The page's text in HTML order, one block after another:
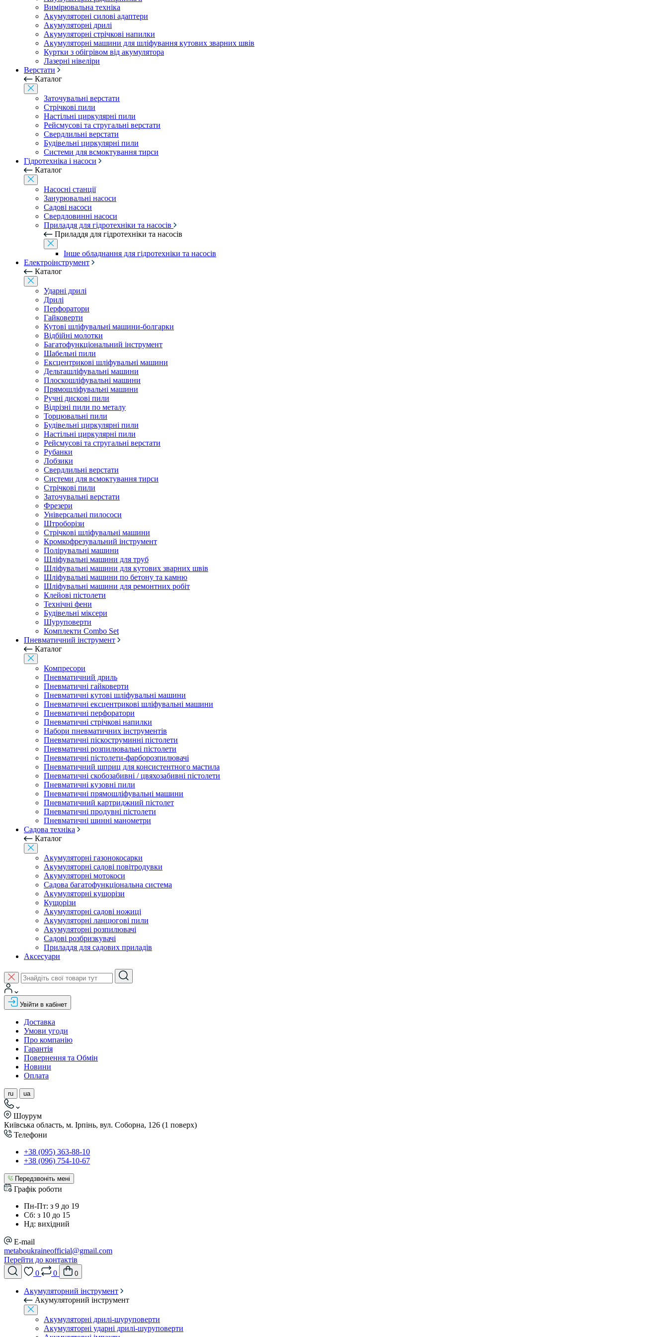
Вимірювальна техніка
Акумуляторні силові адаптери
Акумуляторні дрилі
Акумуляторні стрічкові напилки
Акумуляторні машини для шліфування кутових зварних швів
Куртки з обігрівом від акумулятора
Лазерні нівеліри
Верстати
Каталог
Заточувальні верстати
Стрічкові пили
Настільні циркулярні пили
Рейсмусові та стругальні верстати
Свердлильні верстати
Будівельні циркулярні пили
Системи для всмоктування тирси
Гідротехніка і насоси
Каталог
Насосні станції
Занурювальні насоси
Садові насоси
Свердловинні насоси
Приладдя для гідротехніки та насосів
Приладдя для гідротехніки та насосів
Інше обладнання для гідротехніки та насосів
Електроінструмент
Каталог
Ударні дрилі
Дрилі
Перфоратори
Гайковерти
Кутові шліфувальні машини-болгарки
Відбійні молотки
Багатофункціональний інструмент
Шабельні пили
Ексцентрикові шліфувальні машини
Дельташліфувальні машини
Плоскошліфувальні машини
Прямошліфувальні машини
Ручні дискові пили
Відрізні пили по металу
Торцювальні пили
Будівельні циркулярні пили
Настільні циркулярні пили
Рейсмусові та стругальні верстати
Рубанки
Лобзики
Свердлильні верстати
Системи для всмоктування тирси
Стрічкові пили
Заточувальні верстати
Фрезери
Універсальні пилососи
Штроборізи
Стрічкові шліфувальні машини
Кромкофрезувальний інструмент
Полірувальні машини
Шліфувальні машини для труб
Шліфувальні машини для кутових зварних швів
Шліфувальні машини по бетону та камню
Шліфувальні машини для ремонтних робіт
Клейові пістолети
Технічні фени
Будівельні міксери
Шуруповерти
Комплекти Combo Set
Пневматичний інструмент
Каталог
Компресори
Пневматичний дриль
Пневматичні гайковерти
Пневматичні кутові шліфувальні машини
Пневматичні ексцентрикові шліфувальні машини
Пневматичні перфоратори
Пневматичні стрічкові напилки
Набори пневматичних інструментів
Пневматичні піскоструминні пістолети
Пневматичні розпилювальні пістолети
Пневматичні пістолети-фарборозпилювачі
Пневматичний шприц для консистентного мастила
Пневматичні скобозабивні / цвяхозабивні пістолети
Пневматичні кузовні пили
Пневматичні прямошліфувальні машини
Пневматичний картриджний пістолет
Пневматичні продувні пістолети
Пневматичні шинні манометри
Садова техніка
Каталог
Акумуляторні газонокосарки
Акумуляторні садові повітродувки
Акумуляторні мотокоси
Садова багатофункціональна система
Акумуляторні кущорізи
Кущорізи
Акумуляторні садові ножиці
Акумуляторні ланцюгові пили
Акумуляторні розпилювачі
Садові розбризкувачі
Приладдя для садових приладів
Аксесуари
Увійти в кабінет
Доставка
Умови угоди
Про компанію
Гарантія
Повернення та Обмін
Новини
Оплата
ru ua
Шоурум
Київська область, м. Ірпінь, вул. Соборна, 126 (1 поверх)
Телефони
+38 (095) 363-88-10
+38 (096) 754-10-67
Передзвоніть мені
Графік роботи
Пн-Пт: з 9 до 19
Сб: з 10 до 15
Нд: вихідний
E-mail
metaboukraineofficial@gmail.com
Перейти до контактів
0
0 0
Акумуляторний інструмент
Акумуляторний інструмент
Акумуляторні дрилі-шуруповерти
Акумуляторні ударні дрилі-шуруповерти